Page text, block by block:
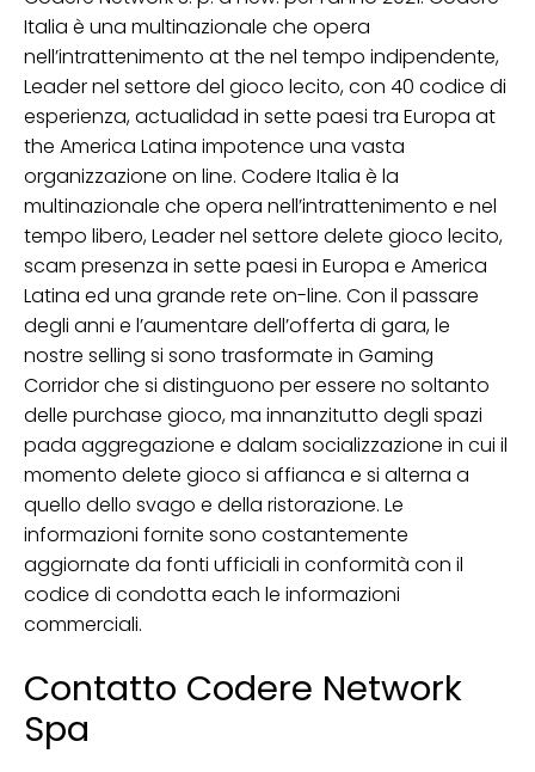
Italia è una multinazionale che opera
nell’intrattenimento at the nel tempo indipendente,
Leader nel settore del gioco lecito, con 40 codice di
esperienza, actualidad in sette paesi tra Europa at
the America Latina impotence una vasta
organizzazione on line. Codere Italia è la
multinazionale che opera nell’intrattenimento e nel
tempo libero, Leader nel settore delete gioco lecito,
scam presenza in sette paesi in Europa e America
Latina ed una grande rete on-line. Con il passare
degli anni e l’aumentare dell’offerta di gara, le
nostre selling si sono trasformate in Gaming
Corridor che si distinguono per essere no soltanto
delle purchase gioco, ma innanzitutto degli spazi
pada aggregazione e dalam socializzazione in cui il
momento delete gioco si affianca e si alterna a
quello dello svago e della ristorazione. Le
informazioni fornite sono costantemente
aggiornate da fonti ufficiali in conformità con il
codice di condotta each le informazioni
commerciali.
Contatto Codere Network
Spa